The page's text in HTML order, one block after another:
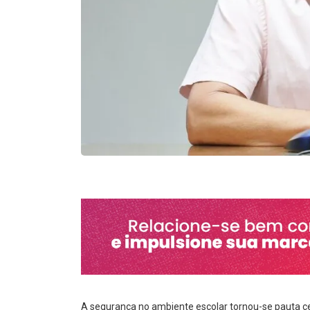
A segurança no ambiente escolar tornou-se pauta